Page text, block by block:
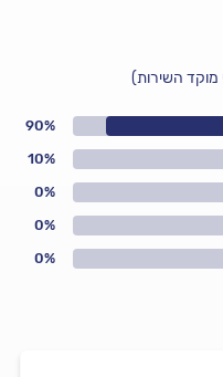
מוקד השירות)
0%
0%
0%
10%
90%